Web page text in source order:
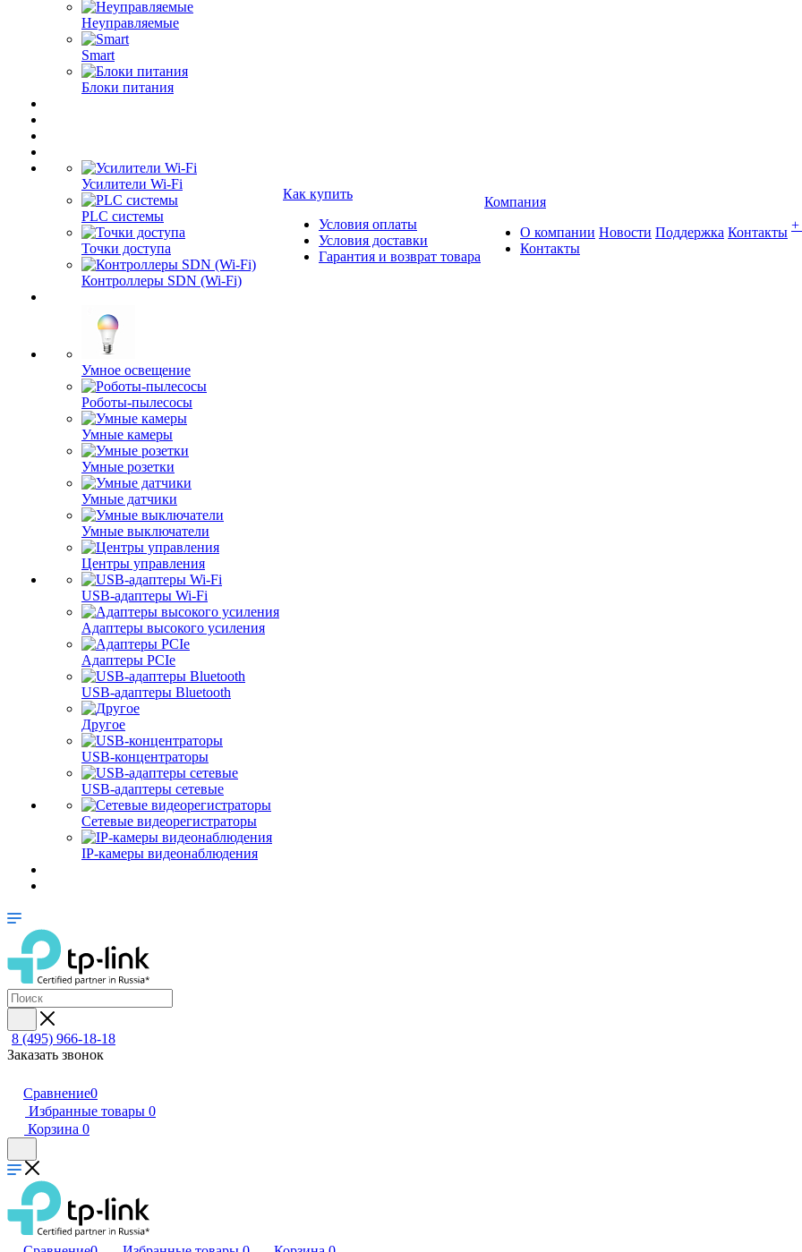
Неуправляемые
Smart
Блоки питания
Усилители Wi-Fi
PLC системы
Точки доступа
Контроллеры SDN (Wi-Fi)
Умное освещение
Роботы-пылесосы
Умные камеры
Умные розетки
Умные датчики
Умные выключатели
Центры управления
USB-адаптеры Wi-Fi
Адаптеры высокого усиления
Адаптеры PCIe
USB-адаптеры Bluetooth
Другое
USB-концентраторы
USB-адаптеры сетевые
Сетевые видеорегистраторы
IP-камеры видеонаблюдения
Как купить
Условия оплаты
Условия доставки
Гарантия и возврат товара
Компания
О компании
Контакты
Новости Поддержка Контакты
8 (495) 966-18-18
Заказать звонок
Сравнение0
Избранные товары 0
Корзина 0